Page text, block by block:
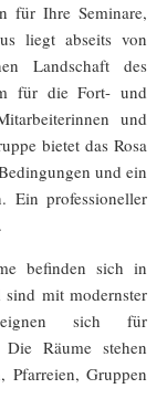
für Ihre Seminare,
liegt abseits von
Landschaft des
für die Fort- und
und
bietet das Rosa
und ein
Ein professioneller
befinden sich in
mit modernster
eignen sich für
Die Räume stehen
Pfarreien, Gruppen